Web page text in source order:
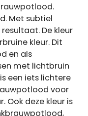
Met subtiel
De kleur
kleur. Dit
en als
met lichtbruin
een iets lichtere
voor
Ook deze kleur is